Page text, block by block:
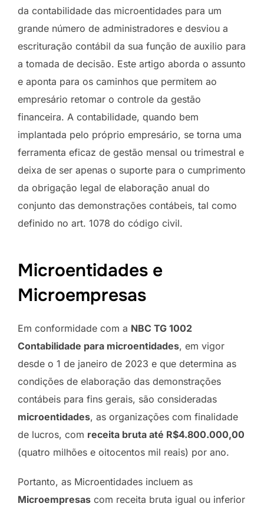
da contabilidade das microentidades para um
grande número de administradores e desviou a
escrituração contábil da sua função de auxilio para
a tomada de decisão. Este artigo aborda o assunto
e aponta para os caminhos que permitem ao
empresário retomar o controle da gestão
financeira. A contabilidade, quando bem
implantada pelo próprio empresário, se torna uma
ferramenta eficaz de gestão mensal ou trimestral e
deixa de ser apenas o suporte para o cumprimento
da obrigação legal de elaboração anual do
conjunto das demonstrações contábeis, tal como
definido no art. 1078 do código civil.
Microentidades e
Microempresas
Em conformidade com a NBC TG 1002
Contabilidade para microentidades, em vigor
desde o 1 de janeiro de 2023 e que determina as
condições de elaboração das demonstrações
contábeis para fins gerais, são consideradas
microentidades, as organizações com finalidade
de lucros, com receita bruta até R$4.800.000,00
(quatro milhões e oitocentos mil reais) por ano.
Portanto, as Microentidades incluem as
Microempresas com receita bruta igual ou inferior